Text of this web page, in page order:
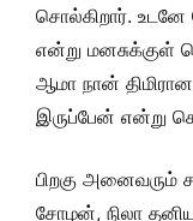
சொல்கிறார்.
என்று மனசுக்குள்
ஆமா நான்
இருப்பேன் என்று
பிறகு அனைவரும்
சோழன், நிலா